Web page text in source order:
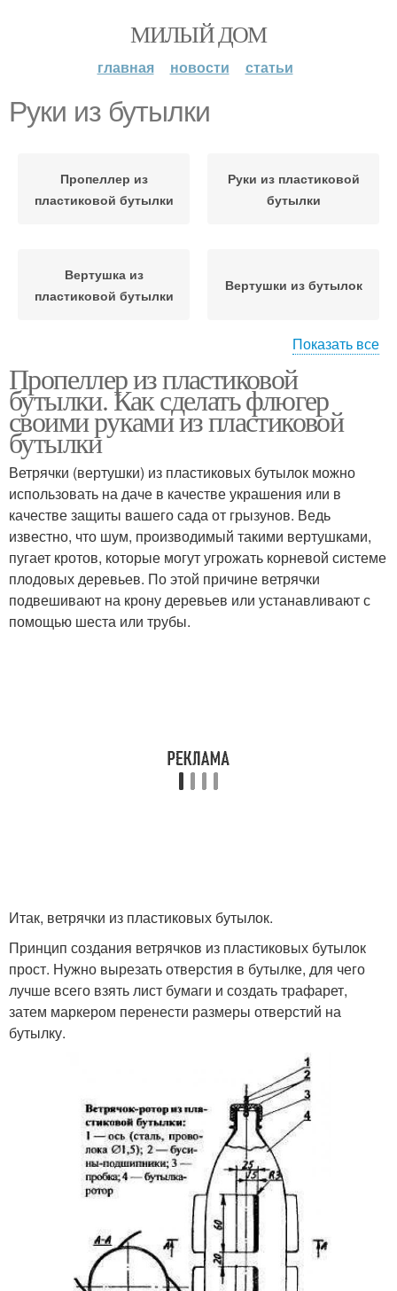
МИЛЫЙ ДОМ
главная новости статьи
Руки из бутылки
Пропеллер из
пластиковой бутылки
Руки из пластиковой
бутылки
Вертушка из
пластиковой бутылки
Вертушки из бутылок
Пластиковые бутылки
Ветряк из пластиковой
бутылки
Пластиковая бутылка
Показать все
Пропеллер из пластиковой
бутылки. Как сделать флюгер
своими руками из пластиковой
бутылки
Ветрячки (вертушки) из пластиковых бутылок можно
использовать на даче в качестве украшения или в
качестве защиты вашего сада от грызунов. Ведь
известно, что шум, производимый такими вертушками,
пугает кротов, которые могут угрожать корневой системе
плодовых деревьев. По этой причине ветрячки
подвешивают на крону деревьев или устанавливают с
помощью шеста или трубы.
Итак, ветрячки из пластиковых бутылок.
Принцип создания ветрячков из пластиковых бутылок
прост. Нужно вырезать отверстия в бутылке, для чего
лучше всего взять лист бумаги и создать трафарет,
затем маркером перенести размеры отверстий на
бутылку.